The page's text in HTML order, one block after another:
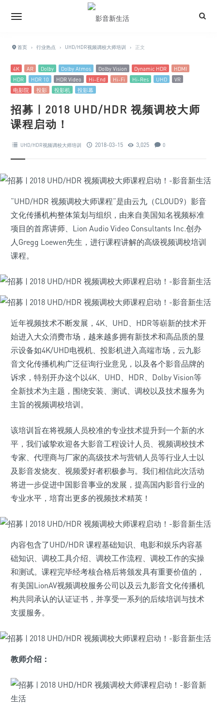
首页 › 行业热点 › UHD/HDR视频调校大师培训 › 正文
4K AR Dolby Dolby Atmos Dolby Vision Dynamic HDR
HDMI
HDR
HDR 10 HDR Video Hi-End Hi-Fi Hi-Res UHD
VR
电影院
投影 投影机 投影幕
招募 | 2018 UHD/HDR 视频调校大师
课程启动！
UHD/HDR视频调校大师培训 2018-03-15 3,025 0
“UHD/HDR 视频调校大师课程”是由云九（CLOUD9）影音
文化传播机构整体策划与组织，由来自美国知名视频标准
项目的首席讲师、Lion Audio Video Consultants Inc.创办
人Gregg Loewen先生，进行课程讲解的高级视频调校培训
课程。
近年视频技术不断发展，4K、UHD、HDR等崭新的技术开
始进入大众消费市场，越来越多拥有新技术和高品质的显
示设备如4K/UHD电视机、投影机进入高端市场，云九影
音文化传播机构广泛征询行业意见，以及各个影音品牌的
诉求，特别开办这个以4K、UHD、HDR、Dolby Vision等
全新技术为主题，围绕安装、测试、调校以及技术服务为
主旨的视频调校培训。
该培训旨在将视频人员校准的专业技术提升到一个新的水
平，我们诚挚欢迎各大影音工程设计人员、视频调校技术
专家、代理商与厂家的高级技术与营销人员等行业人士以
及影音发烧友、视频爱好者积极参与。我们相信此次活动
将进一步促进中国影音事业的发展，提高国内影音行业的
专业水平，培育出更多的视频技术精英！
内容包含了UHD/HDR 课程基础知识、电影和娱乐内容基
础知识、调校工具介绍、调校工作流程、调校工作的实操
和测试。课程完毕经考核合格后将颁发具有重要价值的，
有美国LionAV视频调校服务公司以及云九影音文化传播机
构共同承认的认证证书，并享受一系列的后续培训与技术
支援服务。
教师介绍：